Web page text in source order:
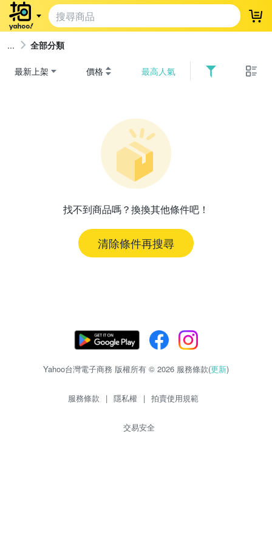
登
全部分類
最新上架 價格 最高人氣
找不到商品嗎？換換其他條件吧！
清除條件再搜尋
Yahoo台灣電子商務 版權所有 © 2026 服務條款(更新)
服務條款 | 隱私權 | 拍賣使用規範
交易安全